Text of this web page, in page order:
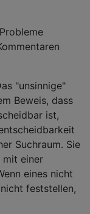
"unsinnige"
Beweis, dass
ist,
Suchraum. Sie
mit einer
eines nicht
feststellen,